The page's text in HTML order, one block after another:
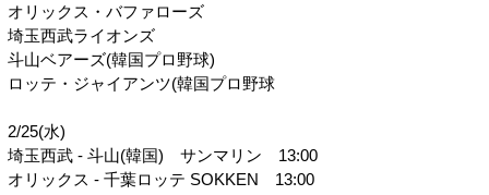
オリックス・バファローズ
埼玉西武ライオンズ
斗山ベアーズ(韓国プロ野球)
ロッテ・ジャイアンツ(韓国プロ野球
2/25(水)
埼玉西武 - 斗山(韓国) サンマリン 13:00
オリックス - 千葉ロッテ SOKKEN 13:00